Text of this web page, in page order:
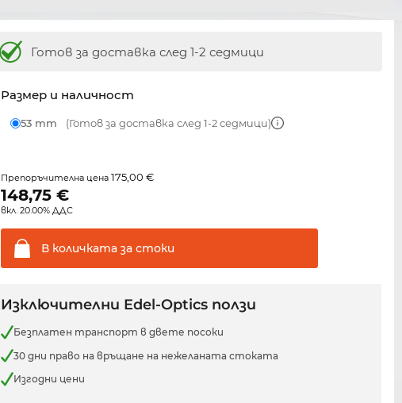
Готов за доставка след 1-2 седмици
Размер и наличност
53 mm (Готов за доставка след 1-2 седмици)
Препоръчителна цена175,00 €
148,75 €
вкл. 20.00% ДДС
В количката за стоки
Изключителни Edel-Optics ползи
Безплатен транспорт в двете посоки
30 дни право на връщане на нежеланата стоката
Изгодни цени